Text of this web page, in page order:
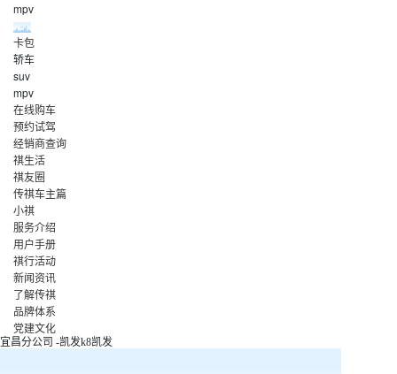
mpv
卡包
轿车
suv
mpv
在线购车
预约试驾
经销商查询
祺生活
祺友圈
传祺车主篇
小祺
服务介绍
用户手册
祺行活动
新闻资讯
了解传祺
品牌体系
党建文化
宜昌分公司 -凯发k8凯发